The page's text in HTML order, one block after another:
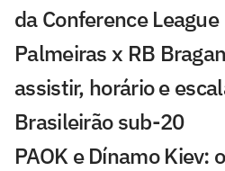
da Conference League
Palmeiras x RB
assistir, horário e
Brasileirão sub-20
PAOK e Dínamo Kiev: